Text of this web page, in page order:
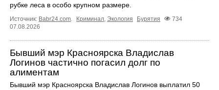
рубке леса в особо крупном размере.
Источник: Babr24.com. Криминал, Экология Бурятия
734
07.08.2026
Бывший мэр Красноярска Владислав
Логинов частично погасил долг по
алиментам
Бывший мэр Красноярска Владислав Логинов выплатил 50